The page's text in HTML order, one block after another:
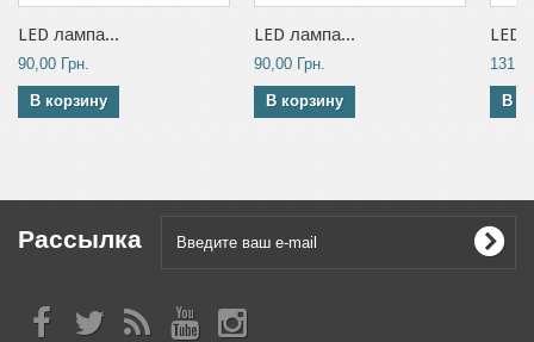
LED лампа...
90,00 Грн.
В корзину
LED лампа...
90,00 Грн.
В корзину
LED
В
Рассылка